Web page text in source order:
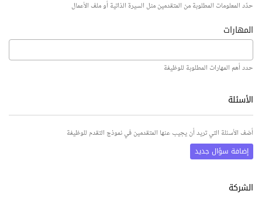
حدّد المعلومات المطلوبة من المتقدمين مثل السيرة الذاتية أو ملف الأعمال
المهارات
حدد أهم المهارات المطلوبة للوظيفة
الأسئلة
أضف الأسئلة التي تريد أن يجيب عنها المتقدمين في نموذج التقدم للوظيفة
إضافة سؤال جديد
الشركة